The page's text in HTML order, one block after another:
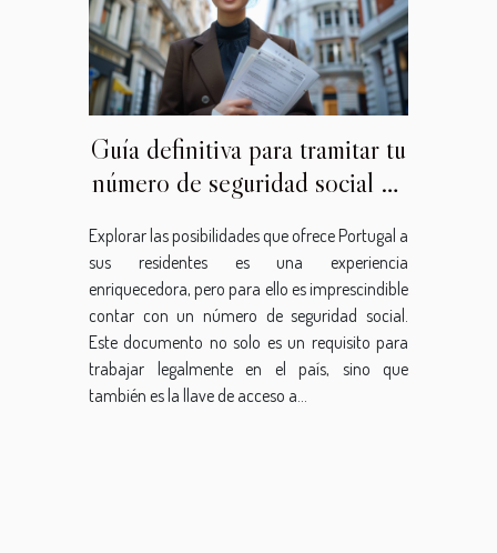
Guía definitiva para tramitar tu
número de seguridad social en
Explorar las posibilidades que ofrece Portugal a
sus residentes es una experiencia
enriquecedora, pero para ello es imprescindible
contar con un número de seguridad social.
Este documento no solo es un requisito para
trabajar legalmente en el país, sino que
también es la llave de acceso a...